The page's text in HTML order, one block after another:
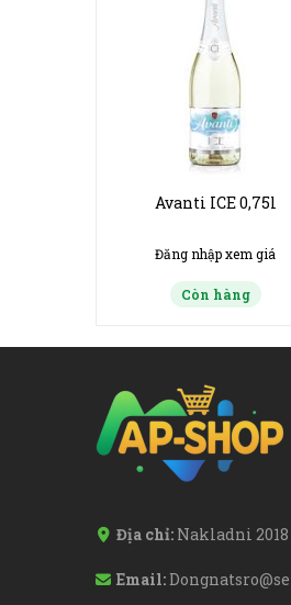
Avanti ICE 0,75l
Đăng nhập xem giá
Còn hàng
Địa chỉ: Nakladni 2018
Email: